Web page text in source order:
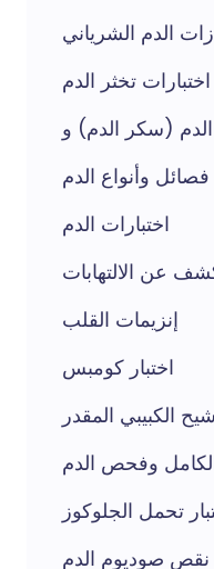
الدم الشرياني
اختبارات تخثر الدم
فصائل وأنواع الدم
اختبارات الدم
عن الالتهابات
إنزيمات القلب
اختبار كومبس
الكبيبي المقدر
الكامل وفحص الدم
تحمل الجلوكوز
نقص صوديوم الدم